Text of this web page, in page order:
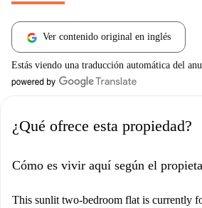
Ver contenido original en inglés
Estás viendo una traducción automática del
¿Qué ofrece esta propiedad?
Cómo es vivir aquí según el
This sunlit two-bedroom flat is currently